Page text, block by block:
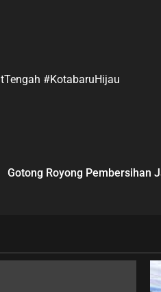
#KotabaruHijau
Gotong Royong Pembersihan